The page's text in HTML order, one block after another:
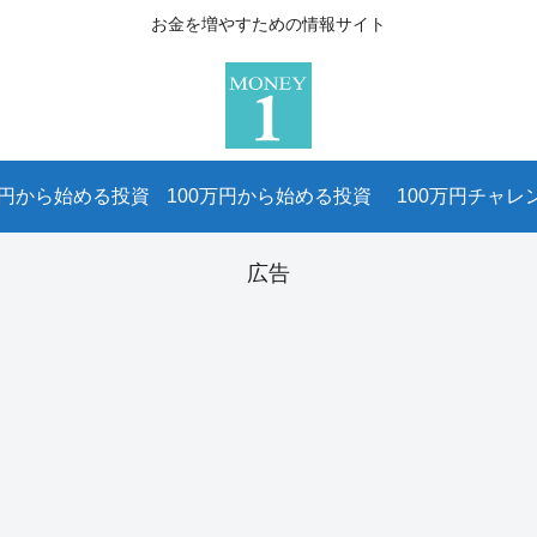
お金を増やすための情報サイト
から始める投資 100万円から始める投資 100万円チャレ
広告